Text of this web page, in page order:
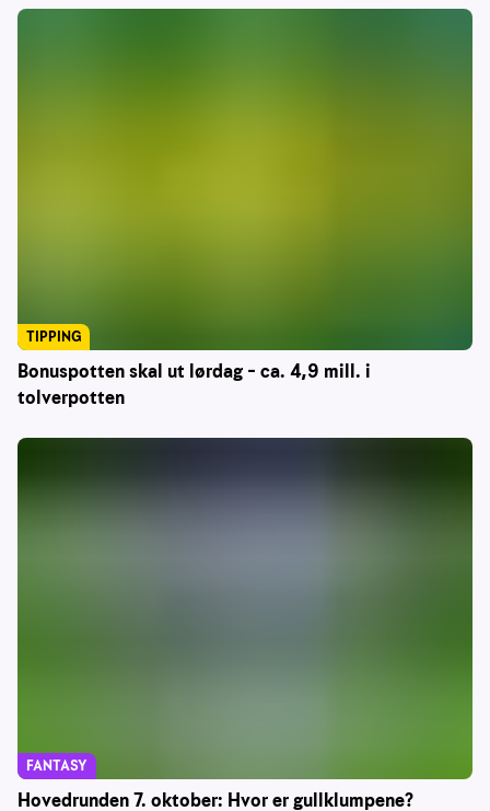
Bonuspotten skal ut lørdag – ca. 4,9 mill. i
tolverpotten
TIPPING
Hovedrunden 7. oktober: Hvor er gullklumpene?
FANTASY